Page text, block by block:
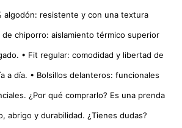
algodón: resistente y con una textura
chiporro: aislamiento térmico superior
• Fit regular: comodidad y libertad de
a día. • Bolsillos delanteros: funcionales
¿Por qué comprarlo? Es una prenda
abrigo y durabilidad. ¿Tienes dudas?